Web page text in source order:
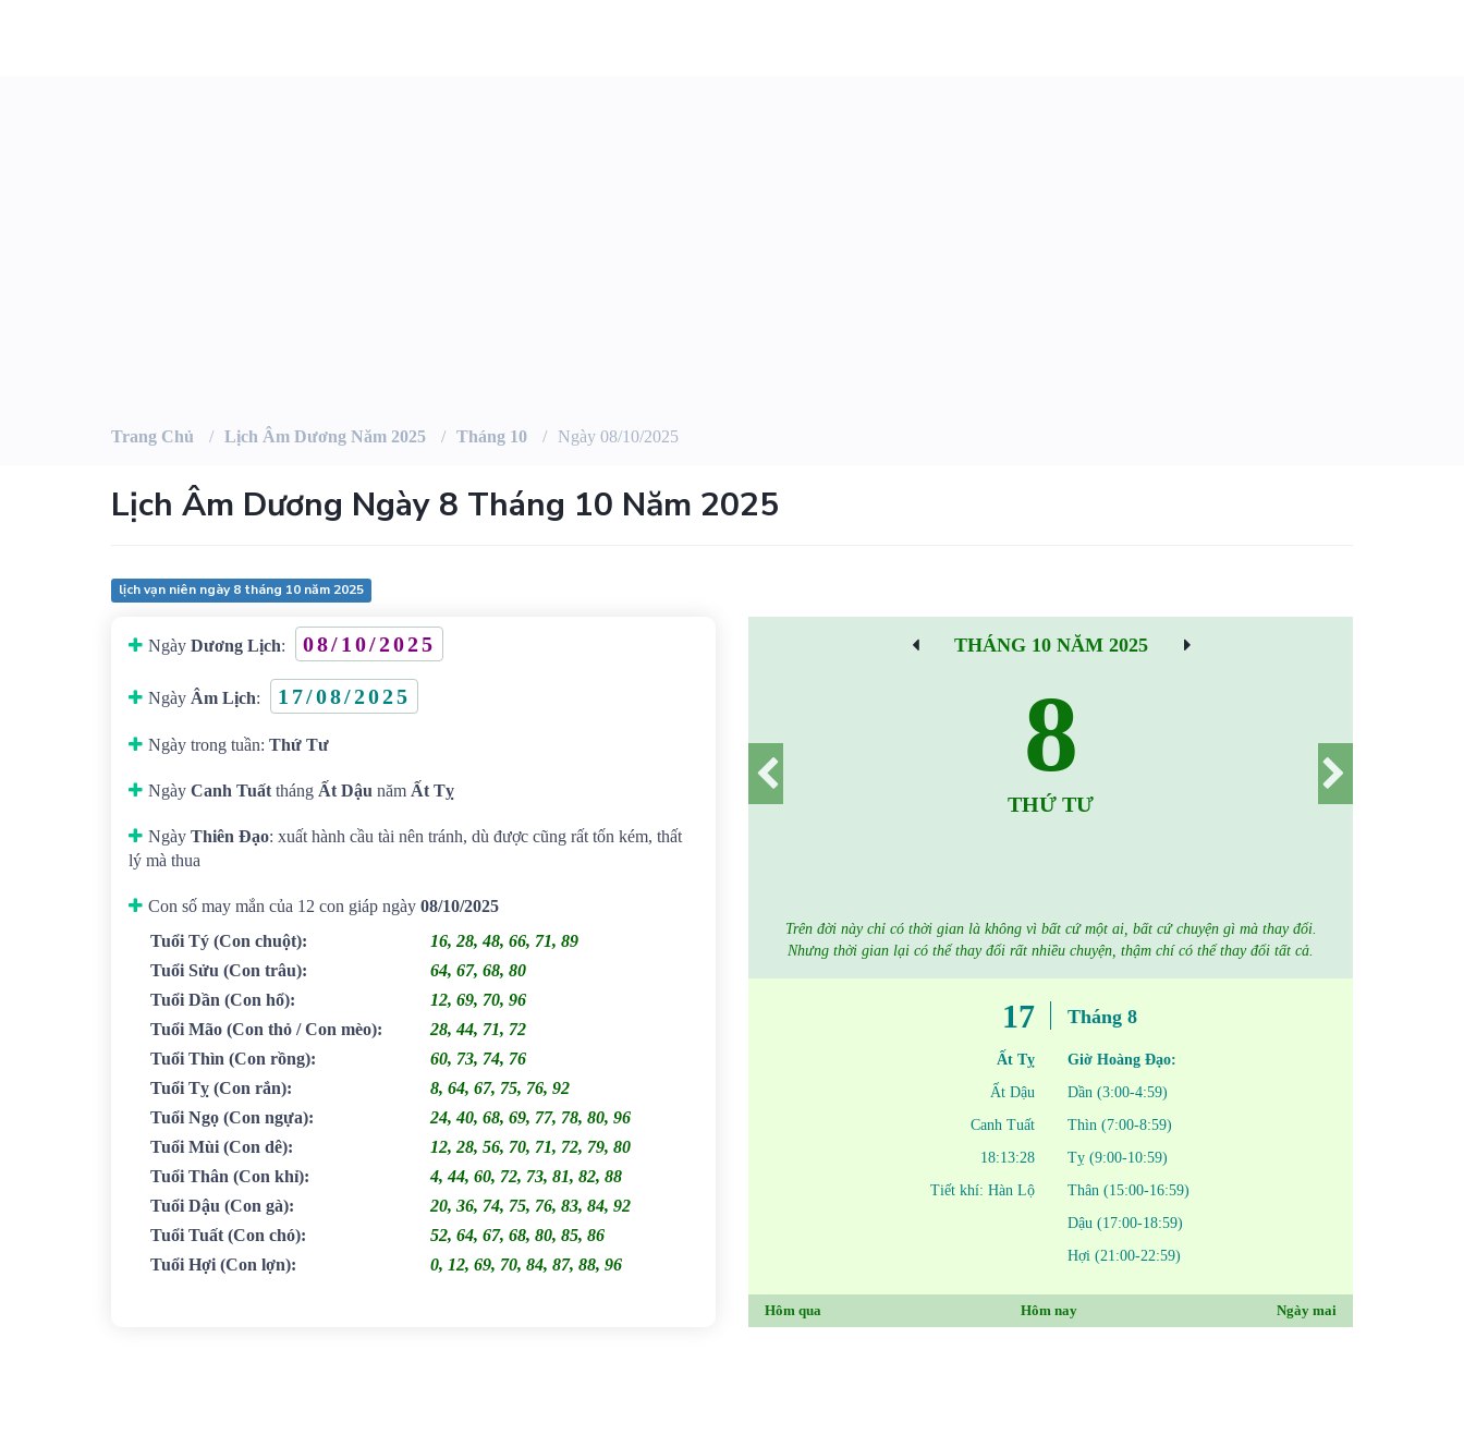
Trang Chủ Lịch Âm Dương Năm 2025 Tháng 10 Ngày 08/10/2025
Lịch Âm Dương Ngày 8 Tháng 10 Năm 2025
lịch vạn niên ngày 8 tháng 10 năm 2025
Ngày Dương Lịch: 08/10/2025
Ngày Âm Lịch: 17/08/2025
Ngày trong tuần: Thứ Tư
Ngày Canh Tuất tháng Ất Dậu năm Ất Tỵ
Ngày Thiên Đạo: xuất hành cầu tài nên tránh, dù được cũng rất tốn kém, thất
lý mà thua
Con số may mắn của 12 con giáp ngày 08/10/2025
Tuổi Tý (Con chuột):
16, 28, 48, 66, 71, 89
Tuổi Sửu (Con trâu):
64, 67, 68, 80
Tuổi Dần (Con hổ):
12, 69, 70, 96
Tuổi Mão (Con thỏ / Con mèo):
28, 44, 71, 72
Tuổi Thìn (Con rồng):
60, 73, 74, 76
Tuổi Tỵ (Con rắn):
8, 64, 67, 75, 76, 92
Tuổi Ngọ (Con ngựa):
24, 40, 68, 69, 77, 78, 80, 96
Tuổi Mùi (Con dê):
12, 28, 56, 70, 71, 72, 79, 80
Tuổi Thân (Con khỉ):
4, 44, 60, 72, 73, 81, 82, 88
Tuổi Dậu (Con gà):
20, 36, 74, 75, 76, 83, 84, 92
Tuổi Tuất (Con chó):
52, 64, 67, 68, 80, 85, 86
Tuổi Hợi (Con lợn): 0, 12, 69, 70, 84, 87, 88, 96
THÁNG 10 NĂM 2025
8
THỨ TƯ
Trên đời này chỉ có thời gian là không vì bất cứ một ai, bất cứ chuyện gì mà thay đổi.
Nhưng thời gian lại có thể thay đổi rất nhiều chuyện, thậm chí có thể thay đổi tất cả.
17
Ất Tỵ
Ất Dậu
Canh Tuất
18:13:28
Tiết khí: Hàn Lộ
Tháng 8
Giờ Hoàng Đạo:
Dần (3:00-4:59)
Thìn (7:00-8:59)
Tỵ (9:00-10:59)
Thân (15:00-16:59)
Dậu (17:00-18:59)
Hợi (21:00-22:59)
Hôm qua Hôm nay Ngày mai